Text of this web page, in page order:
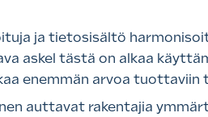
ja tietosisältö
askel tästä on alkaa
enemmän arvoa tuottaviin
auttavat rakentajia